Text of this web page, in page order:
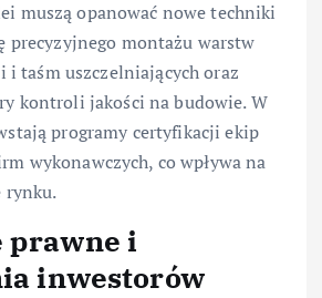
muszą opanować nowe techniki
precyzyjnego montażu warstw
taśm uszczelniających oraz
kontroli jakości na budowie. W
programy certyfikacji ekip
wykonawczych, co wpływa na
rynku.
prawne i
inwestorów